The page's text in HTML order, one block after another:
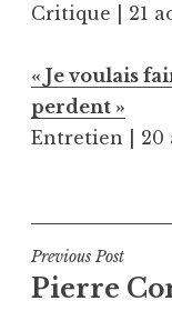
Critique | 21
« Je voulais
perdent »
Entretien | 20
Navigation
de
Previous Post
Pierre